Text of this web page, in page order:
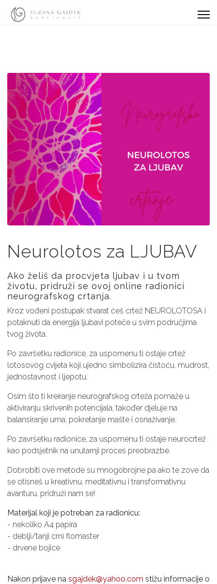
Neurolotos za LJUBAV
Ako želiš da procvjeta ljubav i u tvom
životu, pridruži se ovoj online radionici
neurografskog crtanja.
Kroz vođeni postupak stvarat ćeš crtež NEUROLOTOSA i
potaknuti da energija ljubavi poteče u svim područjima
tvog života.
Po završetku radionice, za uspomenu ti ostaje crtež
lotosovog cvijeta koji ujedno simbolizira čistoću, mudrost,
jednostavnost i ljepotu.
Osim što ti kreiranje neurografskog crteža pomaže u
aktiviranju skrivenih potencijala, također djeluje na
balansiranje uma, pokretanje mašte i osnaživanje.
Po završetku radionice, za uspomenu ti ostaje neurocrtež
kao podsjetnik na unutarnji proces preobrazbe.
Dobrobiti ove metode su mnogobrojne pa ako te zove da
se otisneš u kreativnu, meditativnu i transformativnu
avanturu, pridruži nam se!
Materijal koji je potreban za radionicu:
- nekoliko A4 papira
- deblji/tanji crni flomaster
- drvene bojice
Nakon prijave na sgajdek@yahoo.com stižu informacije o